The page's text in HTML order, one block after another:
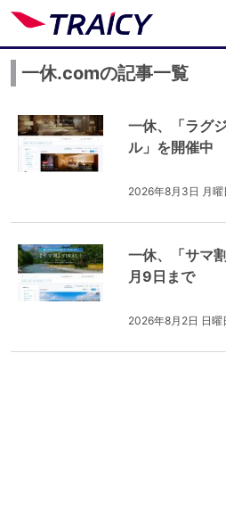
一休.comの記事一覧
一休、「ラグ
ル」を開催中
2026年8月3日 月曜
一休、「サマ
月9日まで
2026年8月2日 日曜